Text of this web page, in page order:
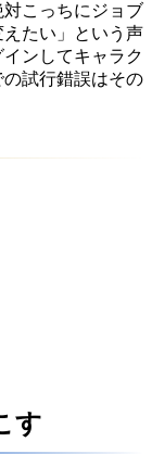
こっちにジョブ
たい」という声
ンしてキャラク
試行錯誤はその
す